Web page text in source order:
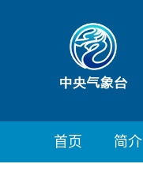
首页 简介